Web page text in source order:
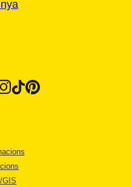
GIS